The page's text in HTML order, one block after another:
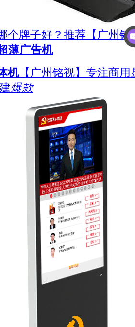
个牌子好？推荐【广州铭
薄广告机
机【广州铭视】专注商用
爆款